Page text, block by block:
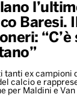
Baresi.
“C’è
tanti ex campioni
calcio e
per Maldini e